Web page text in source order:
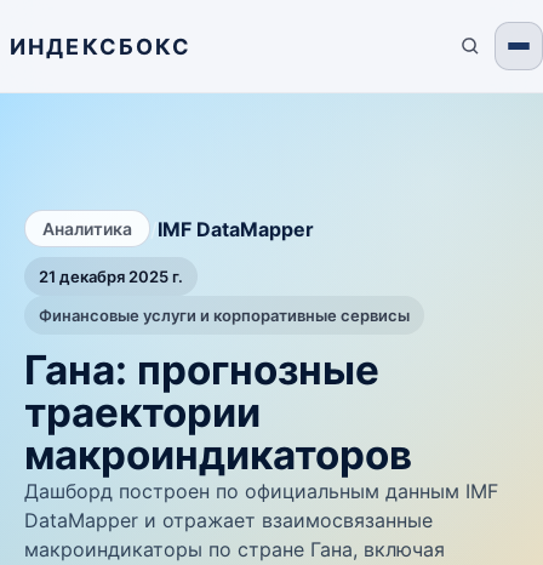
ИНДЕКСБОКС
Аналитика IMF DataMapper
21 декабря 2025 г.
Финансовые услуги и корпоративные сервисы
Гана: прогнозные
траектории
макроиндикаторов
Дашборд построен по официальным данным IMF
DataMapper и отражает взаимосвязанные
макроиндикаторы по стране Гана, включая